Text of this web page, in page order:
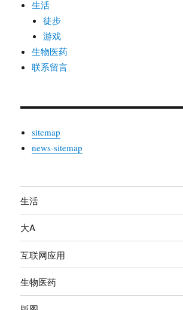
生活
徒步
游戏
生物医药
联系留言
sitemap
news-sitemap
生活
大A
互联网应用
生物医药